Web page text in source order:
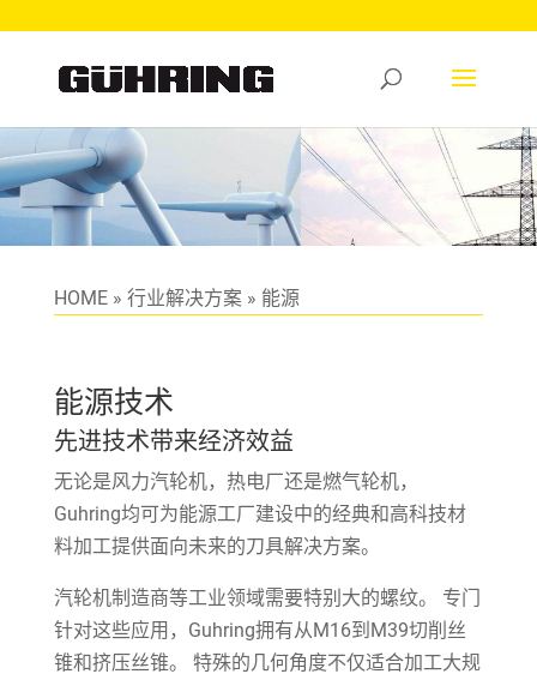
HOME» 行业解决方案» 能源
能源技术
先进技术带来经济效益
无论是风力汽轮机，热电厂还是燃气轮机，
Guhring均可为能源工厂建设中的经典和高科技材
料加工提供面向未来的刀具解决方案。
汽轮机制造商等工业领域需要特别大的螺纹。 专门
针对这些应用，Guhring拥有从M16到M39切削丝
锥和挤压丝锥。 特殊的几何角度不仅适合加工大规